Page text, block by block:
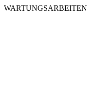
WARTUNGSARBEITEN